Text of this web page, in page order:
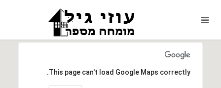
This page can't load Google Maps correctly.